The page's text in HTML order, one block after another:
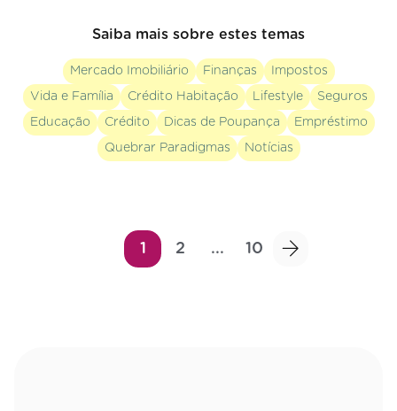
Saiba mais sobre estes temas
Mercado Imobiliário Finanças Impostos
Vida e Família Crédito Habitação Lifestyle Seguros
Educação Crédito Dicas de Poupança Empréstimo
Quebrar Paradigmas Notícias
1 2 ... 10